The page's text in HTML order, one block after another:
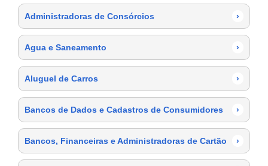
Administradoras de Consórcios ›
Agua e Saneamento ›
Aluguel de Carros ›
Bancos de Dados e Cadastros de Consumidores ›
Bancos, Financeiras e Administradoras de Cartão ›